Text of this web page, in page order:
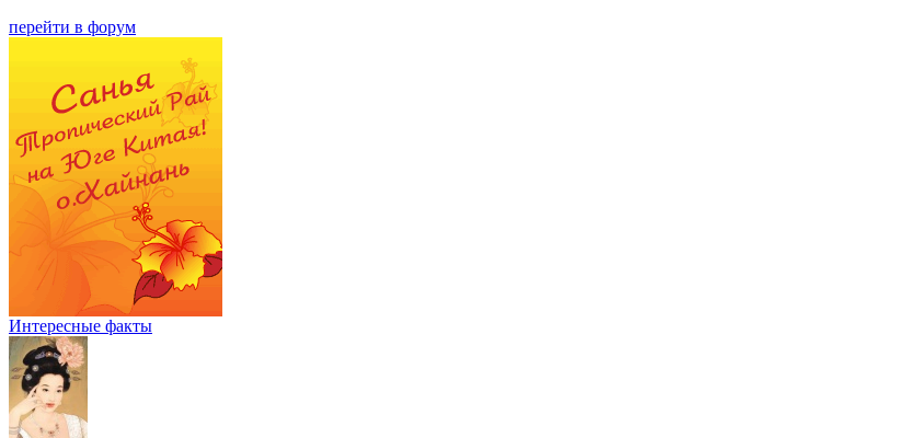
перейти в форум
Интересные факты